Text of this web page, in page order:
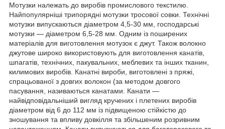
Мотузки належать до виробів промислового текстилю.
Найпопулярніші трипорядні мотузки тросової совки. Технічні
мотузки випускаються діаметром 4,5-30 мм, господарські
мотузки — діаметром 6,5-28 мм. Одним із поширених
матеріалів для виготовлення мотузок є джут. Також волокно
джутове широко використовують для виготовлення канатів,
шпагатів, технічних, пакувальних, меблевих та інших тканин,
килимових виробів. Канатні вироби, виготовлені з пряжі,
спрацьованої з довгих волокон (за методом довгого
пасування, називаються канатами. Канати —
найвідповідальніший вигляд кручених і плетених виробів
діаметром від 6 до 112 мм із підвищеною стійкістю до
зношування та впливу довкілля та збільшеним розривним